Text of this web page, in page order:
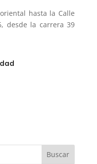
hasta la Calle
desde la carrera 39